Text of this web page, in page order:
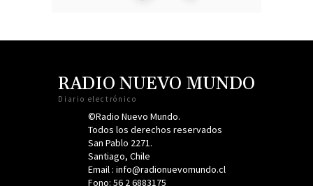
RADIO NUEVO MUNDO
Diario electrónico
©Radio Nuevo Mundo.
Todos los derechos reservados
San Pablo 2271.
Santiago, Chile
Email : info@radionuevomundo.cl
Fono: 56 2 6883175